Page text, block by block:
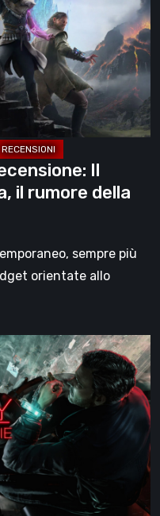
Il
il rumore della
sempre più
orientate allo